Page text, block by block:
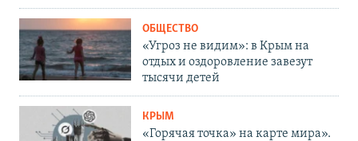
ОБЩЕСТВО
«Угроз не видим»: в Крым на
отдых и оздоровление завезут
тысячи детей
КРЫМ
«Горячая точка» на карте мира».